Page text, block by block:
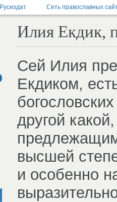
Илия Екдик,
Сей Илия
Екдиком,
другой
высшей
и особенно